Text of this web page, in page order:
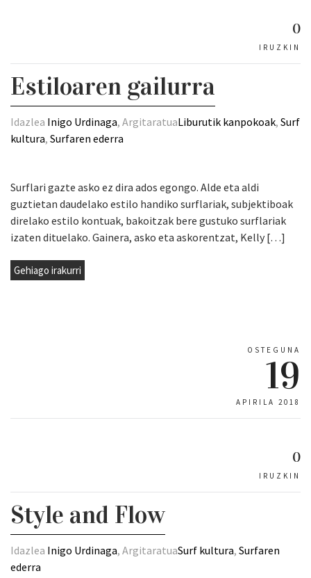
0
IRUZKIN
Estiloaren gailurra
Idazlea Inigo Urdinaga, ArgitaratuaLiburutik kanpokoak, Surf
kultura, Surfaren ederra
Surflari gazte asko ez dira ados egongo. Alde eta aldi
guztietan daudelako estilo handiko surflariak, subjektiboak
direlako estilo kontuak, bakoitzak bere gustuko surflariak
izaten dituelako. Gainera, asko eta askorentzat, Kelly […]
Gehiago irakurri
OSTEGUNA
19
APIRILA 2018
0
IRUZKIN
Style and Flow
Idazlea Inigo Urdinaga, ArgitaratuaSurf kultura, Surfaren
ederra